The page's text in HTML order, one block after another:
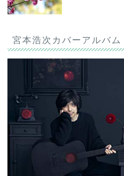
宮本浩次カバーアルバム